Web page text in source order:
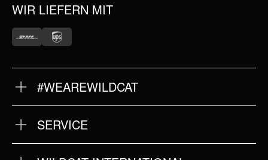
WIR LIEFERN MIT
#WEAREWILDCAT
HISTORIE
QUALITÄT
STORES
SERVICE
RÜCKSENDUNG
JOBS